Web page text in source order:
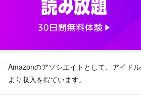
Amazonのアソシエイトとして、 アイド
より収入を得ています。